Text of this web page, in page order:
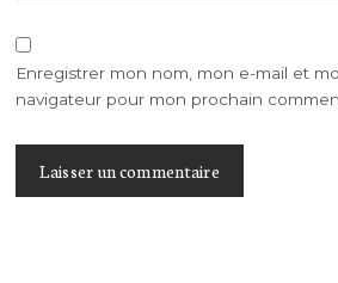
Enregistrer mon nom, mon e-mail et
navigateur pour mon prochain